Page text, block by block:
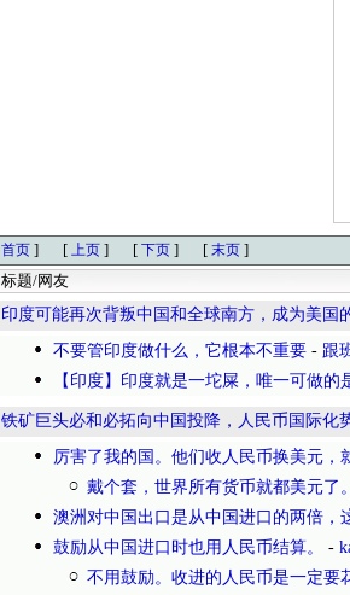
首页 ] [ 上页 ] [ 下页 ] [ 末页 ]
标题/网友
印度可能再次背叛中国和全球南方，成为美国
不要管印度做什么，它根本不重要 - 跟
【印度】印度就是一坨屎，唯一可做的
铁矿巨头必和必拓向中国投降，人民币国际化
厉害了我的国。他们收人民币换美元，
戴个套，世界所有货币就都美元了
澳洲对中国出口是从中国进口的两倍，
鼓励从中国进口时也用人民币结算。
-
不用鼓励。收进的人民币是一定要